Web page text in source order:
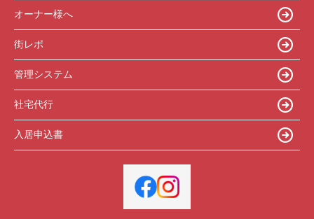
オーナー様へ
街レポ
管理システム
社宅代行
入居申込書